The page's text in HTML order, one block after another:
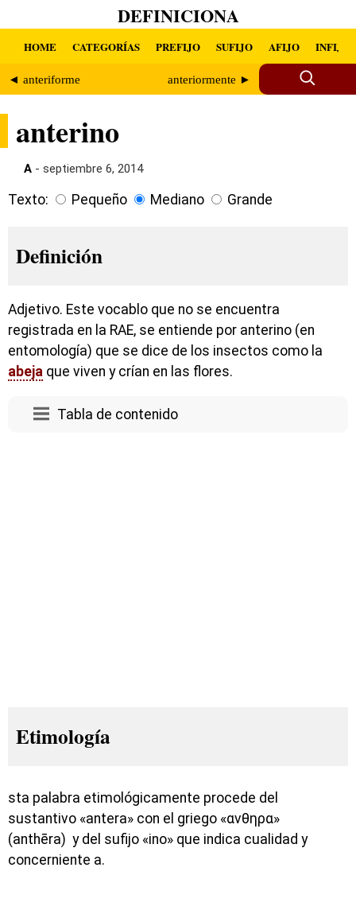
DEFINICIONA
HOME CATEGORÍAS PREFIJO SUFIJO AFIJO INFIJO
◄ anteriforme anteriormente ►
anterino
A - septiembre 6, 2014
Texto: Pequeño Mediano Grande
Definición
Adjetivo. Este vocablo que no se encuentra
registrada en la RAE, se entiende por anterino (en
entomología) que se dice de los insectos como la
abeja que viven y crían en las flores.
Tabla de contenido
Etimología
sta palabra etimológicamente procede del
sustantivo «antera» con el griego «ανθηρα»
(anthēra) y del sufijo «ino» que indica cualidad y
concerniente a.